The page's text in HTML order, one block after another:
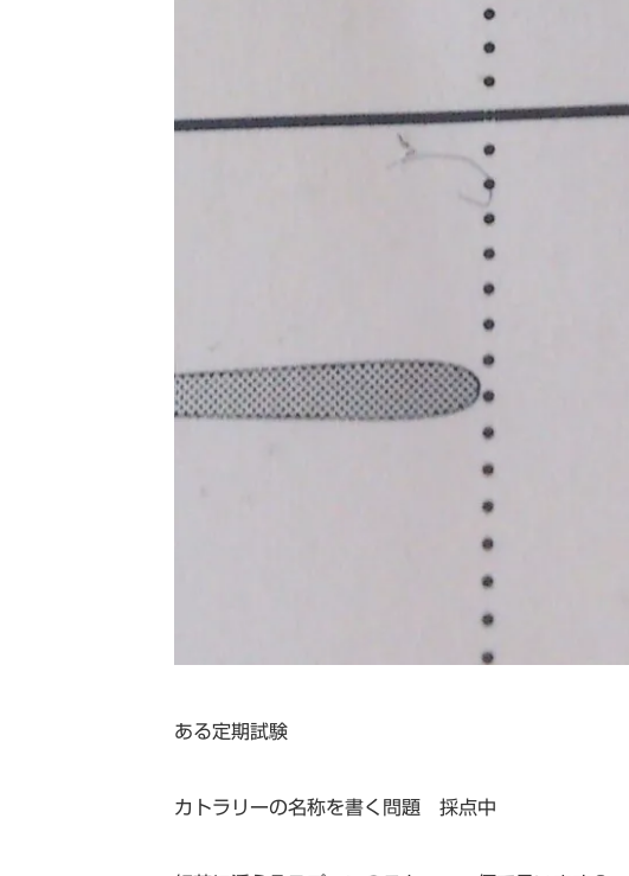
ある定期試験
カトラリーの名称を書く問題 採点中